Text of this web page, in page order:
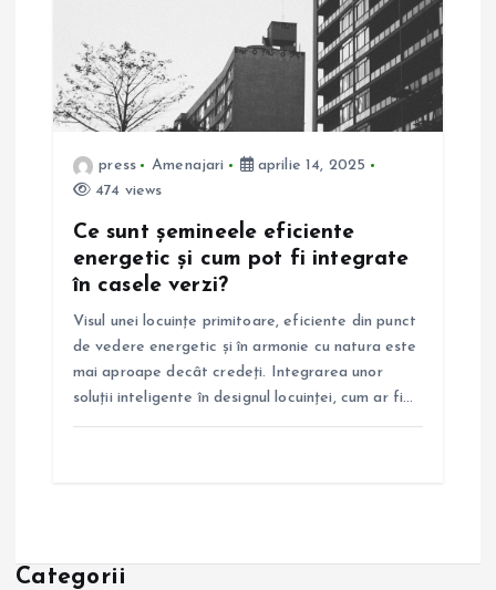
press Amenajari
aprilie 14, 2025
474 views
Ce sunt șemineele eficiente
energetic și cum pot fi integrate
în casele verzi?
Visul unei locuințe primitoare, eficiente din punct
de vedere energetic și în armonie cu natura este
mai aproape decât credeți. Integrarea unor
soluții inteligente în designul locuinței, cum ar fi…
Categorii